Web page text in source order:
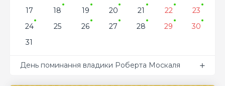
17
18 19 20 21 22
23
24
25 26 27 28 29
30
31
День поминання владики Роберта Москаля